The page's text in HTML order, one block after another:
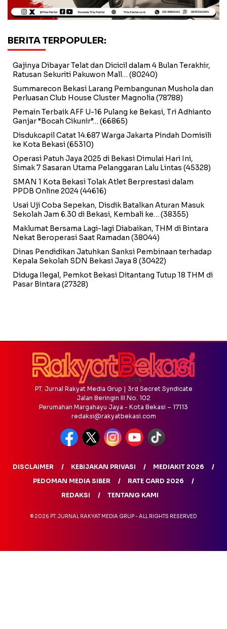
BERITA TERPOPULER:
Gajinya Dibayar Telat dan Dicicil dalam 4 Bulan Terakhir,
Ratusan Sekuriti Pakuwon Mall… (80240)
Summarecon Bekasi Larang Pembangunan Mushola dan
Perluasan Club House Cluster Magnolia (78788)
Pemain Terbaik AFF U-16 Pulang ke Bekasi, Tri Adhianto
Ganjar “Bocah Cikunir”… (66865)
Disdukcapil Catat 14.687 Warga Jakarta Pindah Domisili
ke Kota Bekasi(65310)
Operasi Patuh Jaya 2025 di Bekasi Dimulai Hari Ini,
Simak 7 Sasaran Utama Pelanggaran Lalu Lintas (45328)
SMAN 1 Kota Bekasi Tolak Atlet Berprestasi dalam
PPDB Online 2024(44616)
Usai Uji Coba Sepekan, Disdik Batalkan Aturan Masuk
Sekolah Jam 6.30 di Bekasi, Kembali ke… (38355)
Maklumat Bersama Lagi-lagi Diabaikan, THM di Bintara
Nekat Beroperasi Saat Ramadan (38044)
Dinas Pendidikan Jatuhkan Sanksi Pembinaan terhadap
Kepala Sekolah SDN Bekasi Jaya 8 (30422)
Diduga Ilegal, Pemkot Bekasi Ditantang Tutup 18 THM di
Pasar Bintara (27328)
PT. Jurnal Rakyat Media Grup | 3rd Secret Syndicate
Jalan Beringin III No. 102
Perumahan Margahayu Jaya - Kota Bekasi – 17113
redaksi@rakyatbekasi.com
DISCLAIMER KEBIJAKAN PRIVASI
MEDIAKIT 2026
PEDOMAN MEDIA SIBER
RATE CARD 2026
REDAKSI
TENTANG KAMI
© 2026 PT. JURNAL RAKYAT MEDIA GRUP - ALL RIGHTS RESERVED